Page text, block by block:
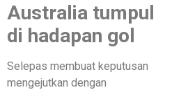
Australia tumpul
di hadapan gol
Selepas membuat keputusan
mengejutkan dengan